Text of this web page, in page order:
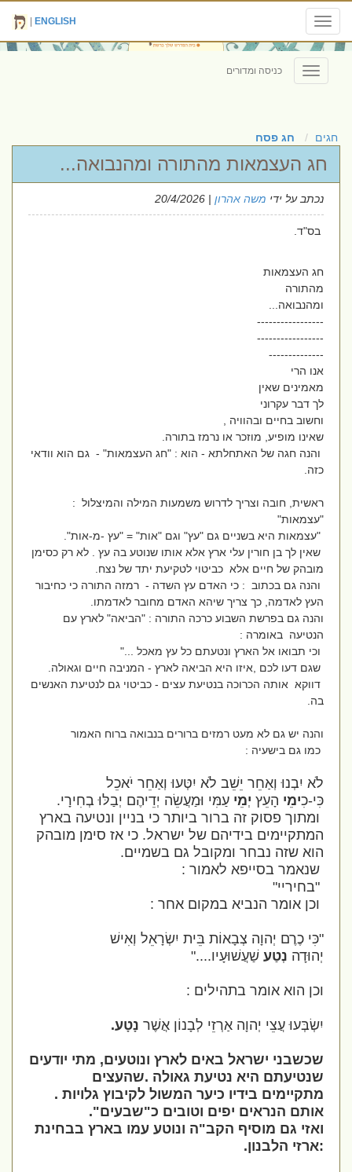
Toggle
navigation
ENGLISH
Toggle
navigation
כניסה ומדורים
חגים חג פסח
חג העצמאות מהתורה ומהנבואה...
נכתב על ידי משה אהרון | 20/4/2026
בס"ד.
חג העצמאות
מהתורה
ומהנבואה...
-----------------
-----------------
--------------
אנו הרי
מאמינים שאין
לך דבר עקרוני
וחשוב בחיים ובהוויה ,
שאינו מופיע, מוזכר או נרמז בתורה.
והנה חגה של האתחלתא - הוא : "חג העצמאות" - גם הוא וודאי
כזה.
ראשית, חובה וצריך לדרוש משמעות המילה והמיצלול :
"עצמאות"
"עצמאות היא בשניים גם "עץ" וגם "אות" = "עץ -מ-אות".
שאין לך בן חורין עלי ארץ אלא אותו שנוטע בה עץ . לא רק כסימן
מובהק של חיים אלא כביטוי לטקיעת יתד של נצח.
והנה גם בכתוב : כי האדם עץ השדה - רמזה התורה כי כחיבור
העץ לאדמה, כך צריך שיהא האדם מחובר לאדמתו.
והנה גם בפרשת השבוע כרכה התורה : "הביאה" לארץ עם
הנטיעה באומרה :
וכי תבואו אל הארץ ונטעתם כל עץ מאכל ..."
שגם דעו לכם ,איזו היא הביאה לארץ - המניבה חיים וגאולה.
דווקא אותה הכרוכה בנטיעת עצים - כביטוי גם לנטיעת האנשים
בה.
והנה יש גם לא מעט רמזים ברורים בנבואה ברוח האמור
כמו גם בישעיה :
לֹא יִבְנוּ וְאַחֵר יֵשֵׁב לֹא יִטְּעוּ וְאַחֵר יֹאכֵל
כִּי-כִימֵי הָעֵץ יְמֵי עַמִּי וּמַעֲשֵׂה יְדֵיהֶם יְבַלּוּ בְחִירָי.
ומתוך פסוק זה ברור ביותר כי בניין ונטיעה בארץ
המתקיימים בידיהם של ישראל. כי אז סימן מובהק
הוא שזה נבחר ומקובל גם בשמיים.
שנאמר בסייפא לאמור :
"בחיריי"
וכן אומר הנביא במקום אחר :
"כִּי כֶרֶם יְהוָה צְבָאוֹת בֵּית יִשְׂרָאֵל וְאִישׁ
יְהוּדָה נְטַע שַׁעֲשׁוּעָיו...."
וכן הוא אומר בתהילים :
יִשְׂבְּעוּ עֲצֵי יְהוָה אַרְזֵי לְבָנוֹן אֲשֶׁר נָטָע.
שכשבני ישראל באים לארץ ונוטעים, מתי יודעים
שנטיעתם היא נטיעת גאולה .שהעצים
מתקיימים בידיו כיער המשול לקיבוץ גלויות .
אותם הנראים יפים וטובים כ"שבעים".
ואזי גם מוסיף הקב"ה ונוטע עמו בארץ בבחינת
:ארזי הלבנון.